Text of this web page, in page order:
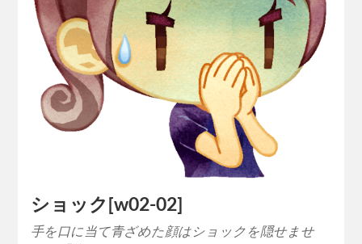
ショック[w02-02]
手を口に当て青ざめた顔はショックを隠せませ